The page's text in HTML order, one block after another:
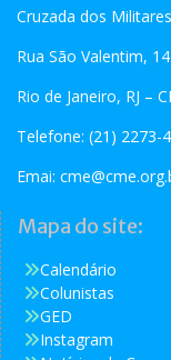
Cruzada dos
Rua São Valentim,
Rio de Janeiro, RJ –
Telefone: (21) 2273-
Emai:
Mapa do site:
Calendário
Colunistas
GED
Instagram